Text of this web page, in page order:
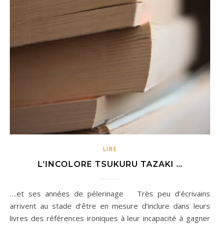
LIRE
L’INCOLORE TSUKURU TAZAKI …
….et ses années de pélerinage Très peu d’écrivains
arrivent au stade d’être en mesure d’inclure dans leurs
livres des références ironiques à leur incapacité à gagner